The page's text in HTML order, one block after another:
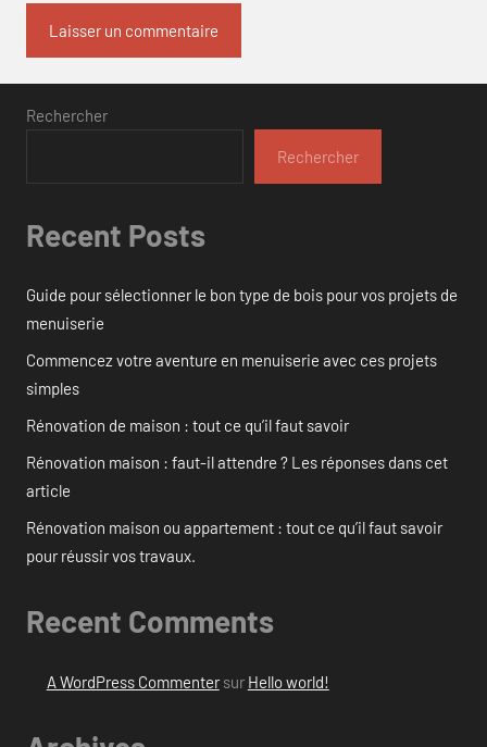
Rechercher
Rechercher
Recent Posts
Guide pour sélectionner le bon type de bois pour vos projets de
menuiserie
Commencez votre aventure en menuiserie avec ces projets
simples
Rénovation de maison : tout ce qu’il faut savoir
Rénovation maison : faut-il attendre ? Les réponses dans cet
article
Rénovation maison ou appartement : tout ce qu’il faut savoir
pour réussir vos travaux.
Recent Comments
A WordPress Commentersur Hello world!